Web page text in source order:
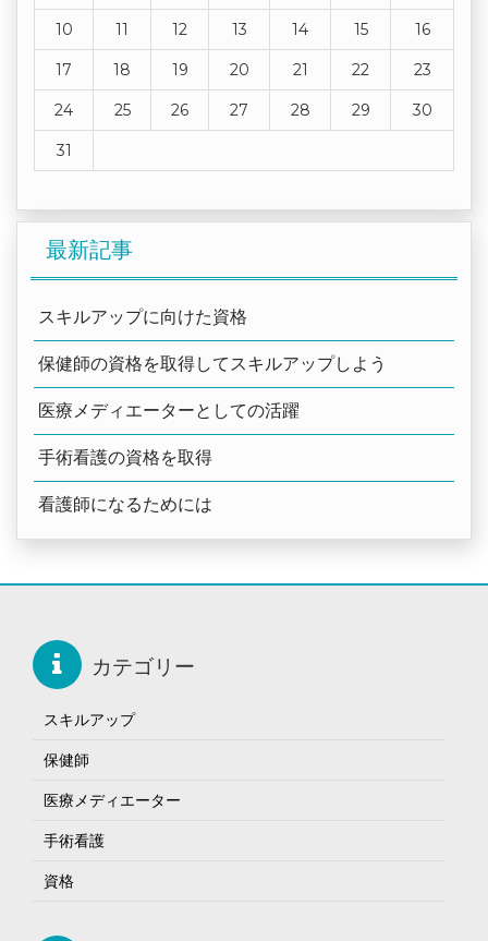
10 11 12 13 14 15 16
17 18 19 20 21 22 23
24 25 26 27 28 29 30
31
最新記事
スキルアップに向けた資格
保健師の資格を取得してスキルアップしよう
医療メディエーターとしての活躍
手術看護の資格を取得
看護師になるためには
カテゴリー
スキルアップ
保健師
医療メディエーター
手術看護
資格